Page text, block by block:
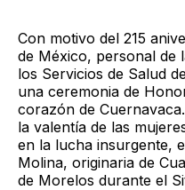
Con motivo del 215
de México, personal de
los Servicios de Salud
una ceremonia de
corazón de
la valentía de las
en la lucha insurgente,
Molina, originaria de
de Morelos durante el